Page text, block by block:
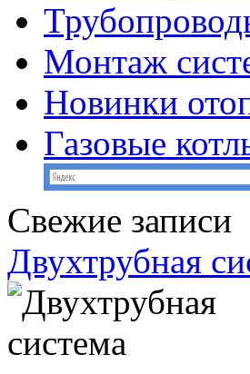
Монтаж
Новинки
Газовые
Свежие записи
Двухтрубная